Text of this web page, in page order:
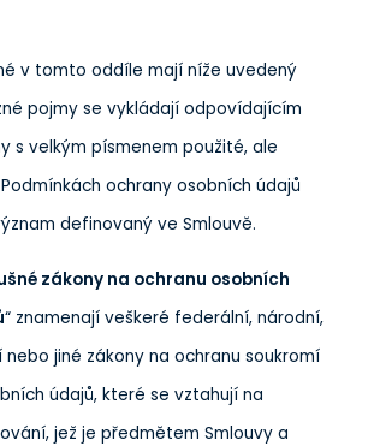
v tomto oddíle mají níže uvedený
pojmy se vykládají odpovídajícím
s velkým písmenem použité, ale
ochrany osobních údajů
definovaný ve Smlouvě.
zákony na ochranu osobních
“ znamenají veškeré federální, národní,
jiné zákony na ochranu soukromí
údajů, které se vztahují na
jež je předmětem Smlouvy a